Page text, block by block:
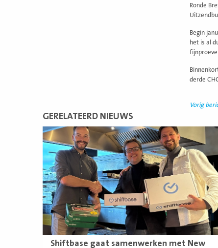
Ronde
Begin
het is al
derde
Vorig
GERELATEERD NIEUWS
Shiftbase gaat samenwerken met New
Lees
meer